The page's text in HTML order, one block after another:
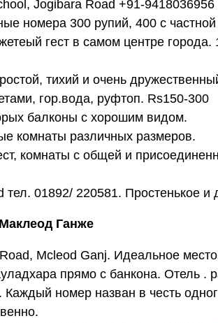
Jogibara Road +91-9418036956
номера 300 рупий, 400 с
гест в самом центре города.
тихий и очень
гор.вода, руфтоп. Rs150-300
балконы с хорошим видом.
комнаты различных размеров.
комнаты с общей и
тел. 01892/ 220581. Простенькое
Ганже
Mcleod Ganj. Идеальное
прямо с банкона. Отель .
номер назван в честь